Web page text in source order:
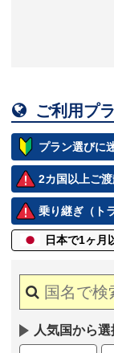
 ご利用プ
プラン選びに
2カ国以上ご
乗り継ぎ（ト
日本で1ヶ月
人気国から選